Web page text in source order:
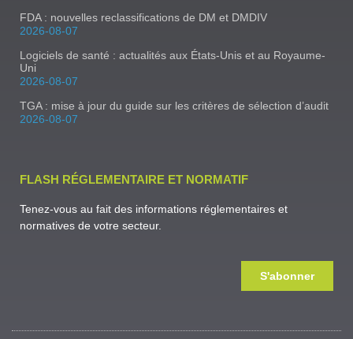
FDA : nouvelles reclassifications de DM et DMDIV
2026-08-07
Logiciels de santé : actualités aux États-Unis et au Royaume-
Uni
2026-08-07
TGA : mise à jour du guide sur les critères de sélection d’audit
2026-08-07
FLASH RÉGLEMENTAIRE ET NORMATIF
Tenez-vous au fait des informations réglementaires et
normatives de votre secteur.
S'abonner